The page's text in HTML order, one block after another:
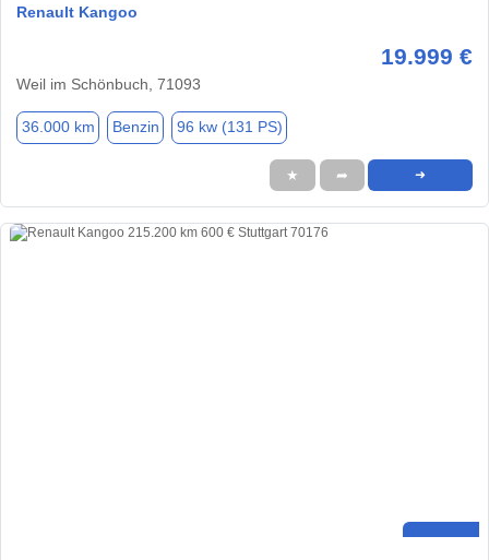
Renault Kangoo
19.999 €
Weil im Schönbuch, 71093
36.000 km Benzin 96 kw (131 PS)
★ ➦ ➜